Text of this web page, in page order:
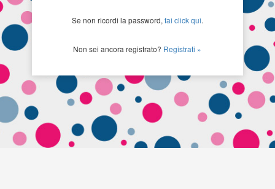
Se non ricordi la password, fai click qui.
Non sei ancora registrato? Registrati »